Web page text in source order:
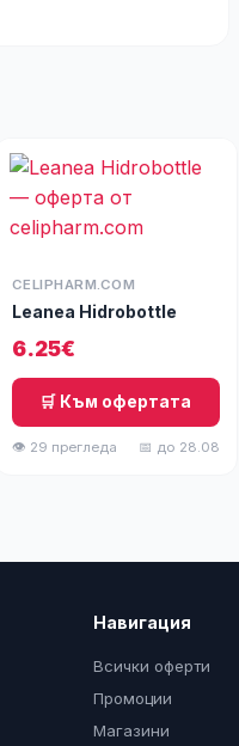
CELIPHARM.COM
Leanea Hidrobottle
6.25€
🛒 Към офертата
👁 29 прегледа 📅 до 28.08
Навигация
Всички оферти
Промоции
Магазини